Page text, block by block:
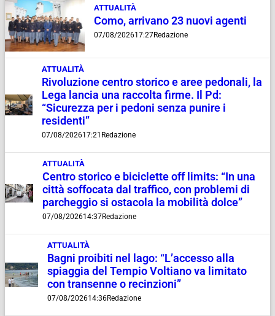
ATTUALITÀ
Como, arrivano 23 nuovi agenti
07/08/202617:27Redazione
ATTUALITÀ
Rivoluzione centro storico e aree pedonali, la
Lega lancia una raccolta firme. Il Pd:
“Sicurezza per i pedoni senza punire i
residenti”
07/08/202617:21 Redazione
ATTUALITÀ
Centro storico e biciclette off limits: “In una
città soffocata dal traffico, con problemi di
parcheggio si ostacola la mobilità dolce”
07/08/202614:37Redazione
ATTUALITÀ
Bagni proibiti nel lago: “L’accesso alla
spiaggia del Tempio Voltiano va limitato
con transenne o recinzioni”
07/08/202614:36Redazione